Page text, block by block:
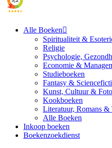
Alle Boeken
Spiritualiteit &
Religie
Psychologie,
Economie &
Studieboeken
Fantasy &
Kunst, Cultuur &
Kookboeken
Literatuur, Romans &
Alle Boeken
Inkoop boeken
Boekenzoekdienst